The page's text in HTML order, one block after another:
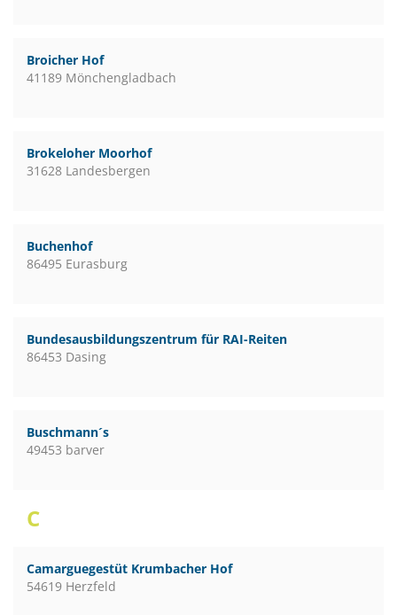
Broicher Hof
41189 Mönchengladbach
Brokeloher Moorhof
31628 Landesbergen
Buchenhof
86495 Eurasburg
Bundesausbildungszentrum für RAI-Reiten
86453 Dasing
Buschmann´s
49453 barver
C
Camarguegestüt Krumbacher Hof
54619 Herzfeld